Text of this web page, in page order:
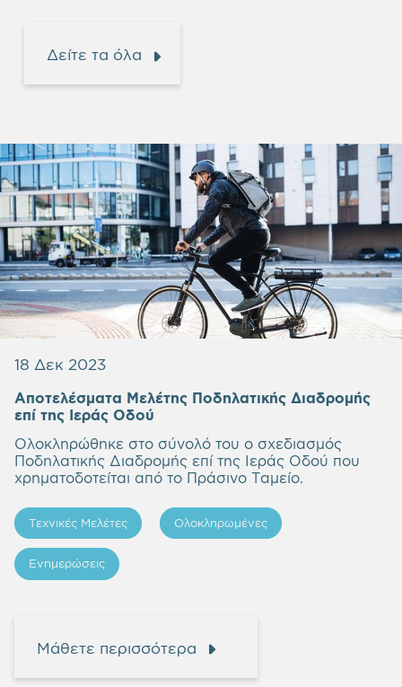
Δείτε τα όλα
18 Δεκ 2023
Αποτελέσματα Μελέτης Ποδηλατικής Διαδρομής
επί της Ιεράς Οδού
Ολοκληρώθηκε στο σύνολό του ο σχεδιασμός
Ποδηλατικής Διαδρομής επί της Ιεράς Οδού που
χρηματοδοτείται από το Πράσινο Ταμείο.
Τεχνικές Μελέτες Ολοκληρωμένες
Ενημερώσεις
Μάθετε περισσότερα